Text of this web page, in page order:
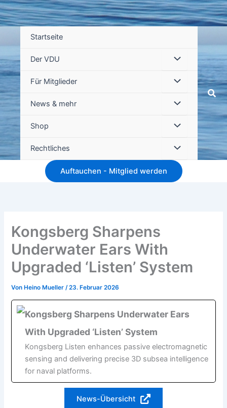
Startseite
Der VDU
Für Mitglieder
News & mehr
Shop
Rechtliches
Auftauchen - Mitglied werden
Kongsberg Sharpens
Underwater Ears With
Upgraded ‘Listen’ System
Von Heino Mueller/23. Februar 2026
Kongsberg Sharpens Underwater Ears
With Upgraded ‘Listen’ System
Kongsberg Listen enhances passive electromagnetic
sensing and delivering precise 3D subsea intelligence
for naval platforms.
News-Übersicht